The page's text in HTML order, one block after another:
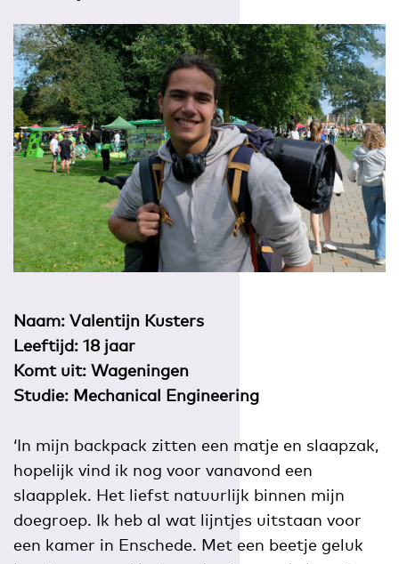
Naam: Valentijn Kusters
Leeftijd: 18 jaar
Komt uit: Wageningen
Studie: Mechanical Engineering
‘In mijn backpack zitten een matje en slaapzak,
hopelijk vind ik nog voor vanavond een
slaapplek. Het liefst natuurlijk binnen mijn
doegroep. Ik heb al wat lijntjes uitstaan voor
een kamer in Enschede. Met een beetje geluk